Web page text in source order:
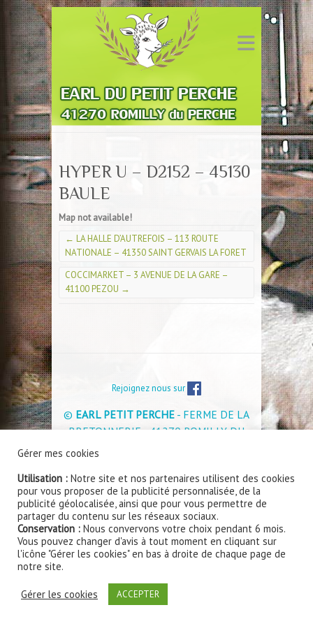
HYPER U – D2152 – 45130
BAULE
Map not available!
← LA HALLE D’AUTREFOIS – 113 ROUTE
NATIONALE – 41350 SAINT GERVAIS LA FORET
COCCIMARKET – 3 AVENUE DE LA GARE –
41100 PEZOU →
Rejoignez nous sur
© EARL PETIT PERCHE - FERME DE LA
BRETONNERIE - 41270 ROMILLY DU
PERCHE - Tél : 02 54 80 63 14 -
Site internet réalisé parwww.smart360.fr - Création
de sites internet à Blois
Gérer mes cookies
Utilisation : Notre site et nos partenaires utilisent des cookies
pour vous proposer de la publicité personnalisée, de la
publicité géolocalisée, ainsi que pour vous permettre de
partager du contenu sur les réseaux sociaux.
Conservation : Nous convervons votre choix pendant 6 mois.
Vous pouvez changer d'avis à tout moment en cliquant sur
l'icône "Gérer les cookies" en bas à droite de chaque page de
notre site.
Gérer les cookies ACCEPTER